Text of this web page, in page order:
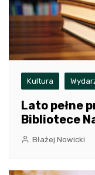
Kultura
Lato pełne
Bibliotece
Błażej Nowicki